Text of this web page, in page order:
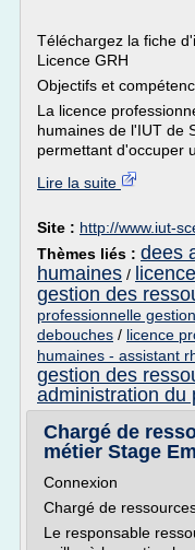
Téléchargez la fiche
Licence GRH
Objectifs et
La licence
humaines de l'IUT de
permettant d'occuper
Lire la suite
Site : http://www.iut-
Thèmes liés : dees
humaines /
gestion des
professionnelle
debouches / licence
humaines - assistant
gestion des
administration du
Chargé de
métier Stage
Connexion
Chargé de
Le responsable